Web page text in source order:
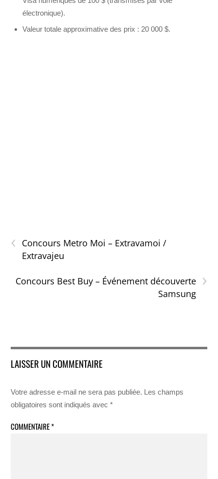
électronique).
Valeur totale approximative des prix : 20 000 $.
‹
Concours Metro Moi – Extravamoi /
Extravajeu
›
Concours Best Buy – Événement découverte
Samsung
LAISSER UN COMMENTAIRE
Votre adresse e-mail ne sera pas publiée. Les champs
obligatoires sont indiqués avec*
COMMENTAIRE*